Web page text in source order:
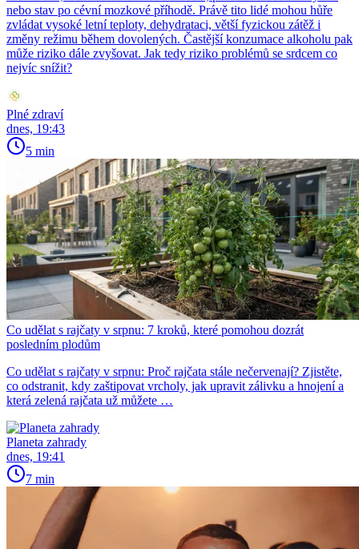
nebo stav po cévní mozkové příhodě. Právě tito lidé mohou hůře
zvládat vysoké letní teploty, dehydrataci, větší fyzickou zátěž i
změny režimu během dovolených. Častější konzumace alkoholu pak
může riziko dále zvyšovat. Jak tedy riziko problémů se srdcem co
nejvíc snížit?
Plné zdraví
dnes, 19:43
5 min
Co udělat s rajčaty v srpnu: 7 kroků, které pomohou dozrát
posledním plodům
Co udělat s rajčaty v srpnu: Proč rajčata stále nečervenají? Zjistěte,
co odstranit, kdy zaštipovat vrcholy, jak upravit zálivku a hnojení a
která zelená rajčata už můžete …
Planeta zahrady
dnes, 19:41
7 min